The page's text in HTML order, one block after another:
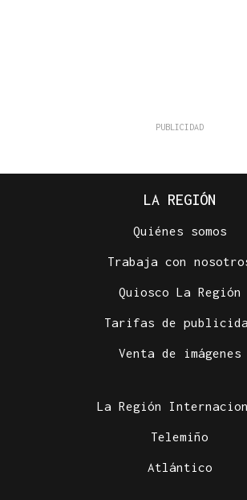
LA REGIÓN
Quiénes somos
Trabaja con
Quiosco La Región
Tarifas de
Venta de imágenes
La Región
Telemiño
Atlántico